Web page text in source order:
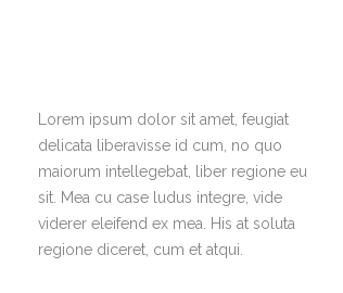
Lorem ipsum dolor sit amet, feugiat
delicata liberavisse id cum, no quo
maiorum intellegebat, liber regione eu
sit. Mea cu case ludus integre, vide
viderer eleifend ex mea. His at soluta
regione diceret, cum et atqui.